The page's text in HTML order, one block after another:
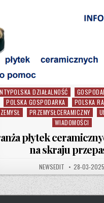
in DZIAŁALNOŚĆ
POLSKA GOSPODARKA
POLSKA
PRZEMYSŁCERAMICZNY
WIADOMOŚCI
płytek
na skraju
AUTHOR:
NEWSEDIT PUBLISHED
28-03-2025